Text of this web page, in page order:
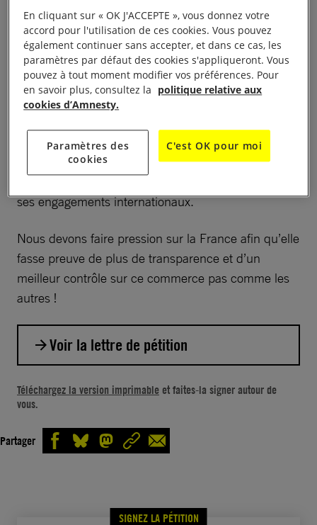
responsables de milliers de victimes civiles.
Alors que la France n’a de cesse de mettre en avant
son exemplarité en matière de ventes d’armes, la
réalité est tout autre.
autorisées par le seul pouvoir exécutif et à l’absence
de tout contrôle parlementaire véritable, personne
ses engagements internationaux.
Nous devons faire pression sur la France afin qu’elle
fasse preuve de plus de transparence et d’un
meilleur contrôle sur ce commerce pas comme les
autres !
Voir la lettre de pétition
armes est un enjeu majeur pour en assurer
son contrôle. Ce principe est d’ailleurs un des
2014. Elle permet de s’assurer que les États
Téléchargez la version imprimable et faites-la signer autour de
vous.
Partager
SIGNEZ LA PÉTITION
En cliquant sur « OK J'ACCEPTE », vous donnez votre
accord pour l'utilisation de ces cookies. Vous pouvez
également continuer sans accepter, et dans ce cas, les
paramètres par défaut des cookies s'appliqueront. Vous
pouvez à tout moment modifier vos préférences. Pour
en savoir plus, consultez la politique relative aux
cookies d’Amnesty.
Paramètres des
cookies
C'est OK pour moi